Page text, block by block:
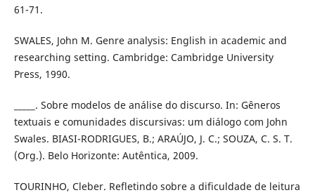
61-71.
SWALES, John M. Genre analysis: English in academic and
researching setting. Cambridge: Cambridge University
Press, 1990.
_____. Sobre modelos de análise do discurso. In: Gêneros
textuais e comunidades discursivas: um diálogo com John
Swales. BIASI-RODRIGUES, B.; ARAÚJO, J. C.; SOUZA, C. S. T.
(Org.). Belo Horizonte: Autêntica, 2009.
TOURINHO, Cleber. Refletindo sobre a dificuldade de leitura